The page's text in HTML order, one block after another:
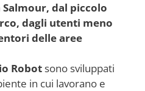
dal piccolo
dagli utenti meno
delle aree
Robot sono sviluppati
in cui lavorano e